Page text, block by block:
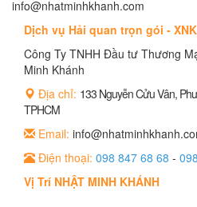
info@nhatminhkhanh.com
Dịch vụ Hải quan trọn gói -
Công Ty TNHH Đầu tư Thương
Minh Khánh
Địa chỉ: 133 Nguyễn Cửu Vân,
TPHCM
Email:
Điện thoại: 098 847 68 68 -
Vị Trí NHẬT MINH KHÁNH